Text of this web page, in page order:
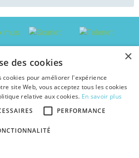
au meilleur prix c'est facile !
est une publication indépendante de tout
×
des cookies
cookies pour améliorer l'expérience
site Web, vous acceptez tous les cookies
relative aux cookies. En savoir plus
PERFORMANCE